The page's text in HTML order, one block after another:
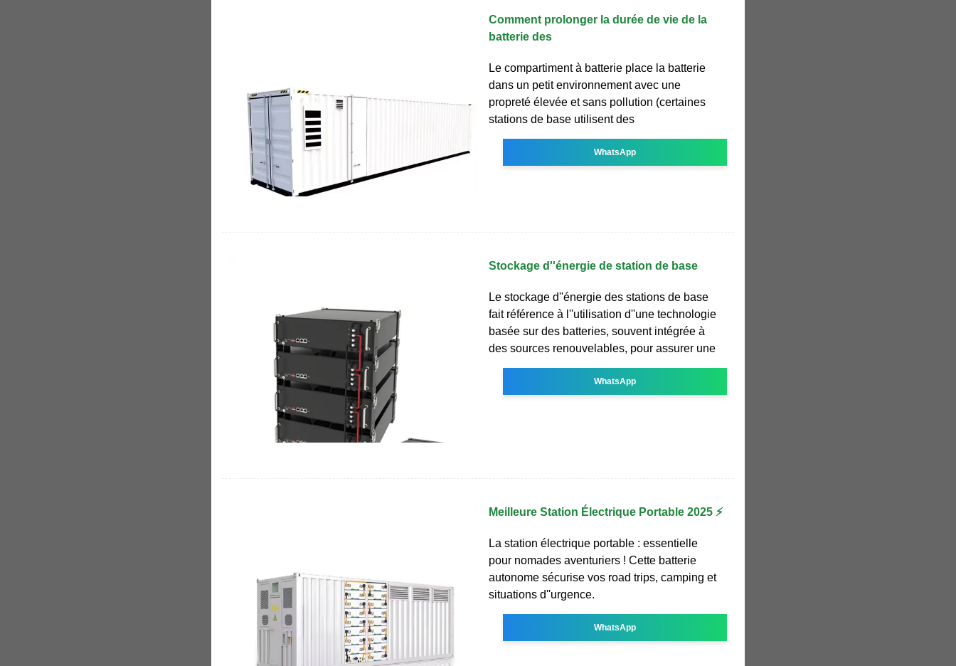
Comment prolonger la durée de vie de la
batterie des
Le compartiment à batterie place la batterie
dans un petit environnement avec une
propreté élevée et sans pollution (certaines
stations de base utilisent des
WhatsApp
Stockage d''énergie de station de base
Le stockage d''énergie des stations de base
fait référence à l''utilisation d''une technologie
basée sur des batteries, souvent intégrée à
des sources renouvelables, pour assurer une
WhatsApp
Meilleure Station Électrique Portable 2025 ⚡
La station électrique portable : essentielle
pour nomades aventuriers ! Cette batterie
autonome sécurise vos road trips, camping et
situations d''urgence.
WhatsApp